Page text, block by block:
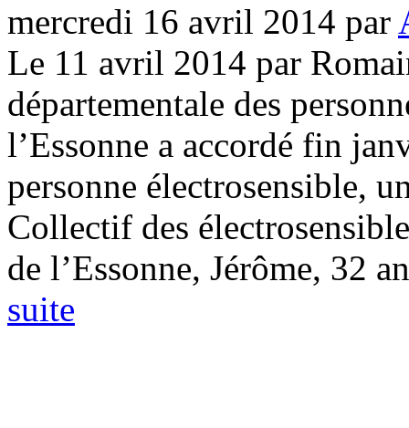
mercredi 16 avril 2014 par
Le 11 avril 2014 par
départementale des
l’Essonne a accordé fin
personne électrosensible,
Collectif des
de l’Essonne, Jérôme, 32
suite